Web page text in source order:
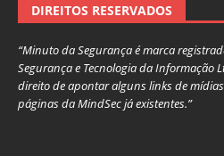
DIREITOS RESERVADOS
“Minuto da Segurança é marca
Segurança e Tecnologia da Informação
direito de apontar alguns links de
páginas da MindSec já existentes.”